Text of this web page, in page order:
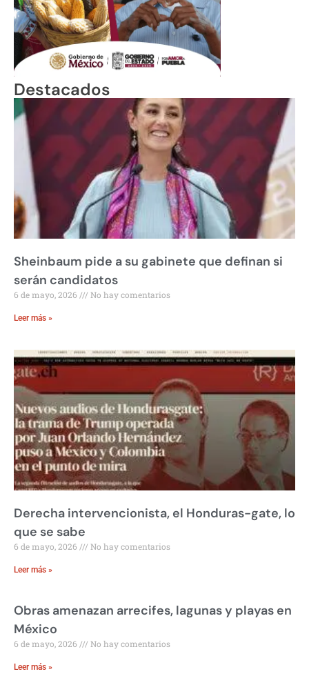
Destacados
Sheinbaum pide a su gabinete que definan si
serán candidatos
6 de mayo, 2026 No hay comentarios
Leer más »
Derecha intervencionista, el Honduras-gate, lo
que se sabe
6 de mayo, 2026 No hay comentarios
Leer más »
Obras amenazan arrecifes, lagunas y playas en
México
6 de mayo, 2026 No hay comentarios
Leer más »